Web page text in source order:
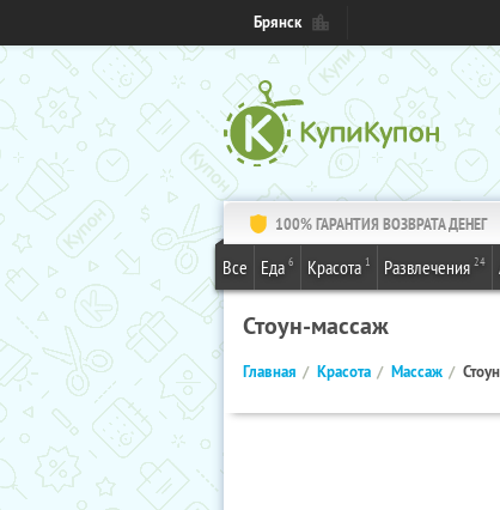
Брянск
100% ГАРАНТИЯ ВОЗВРАТА ДЕНЕГ
Все Еда 6 Красота 1 Развлечения 24
Стоун-массаж
Главная Красота Массаж